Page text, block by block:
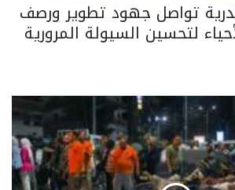
تواصل جهود تطوير ورصف
لتحسين السيولة المرورية